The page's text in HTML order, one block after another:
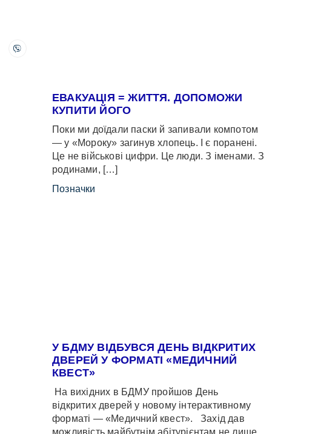
ЕВАКУАЦІЯ = ЖИТТЯ. ДОПОМОЖИ
КУПИТИ ЙОГО
Поки ми доїдали паски й запивали компотом
— у «Мороку» загинув хлопець. І є поранені.
Це не військові цифри. Це люди. З іменами. З
родинами, […]
Позначки
У БДМУ ВІДБУВСЯ ДЕНЬ ВІДКРИТИХ
ДВЕРЕЙ У ФОРМАТІ «МЕДИЧНИЙ
КВЕСТ»
На вихідних в БДМУ пройшов День
відкритих дверей у новому інтерактивному
форматі — «Медичний квест». Захід дав
можливість майбутнім абітурієнтам не лише